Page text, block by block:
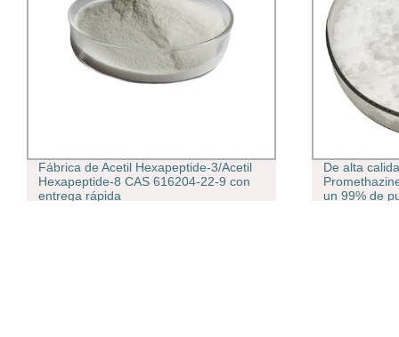
Fábrica de Acetil Hexapeptide-3/Acetil
Hexapeptide-8 CAS 616204-22-9 con
entrega rápida
De alta
un 99% de